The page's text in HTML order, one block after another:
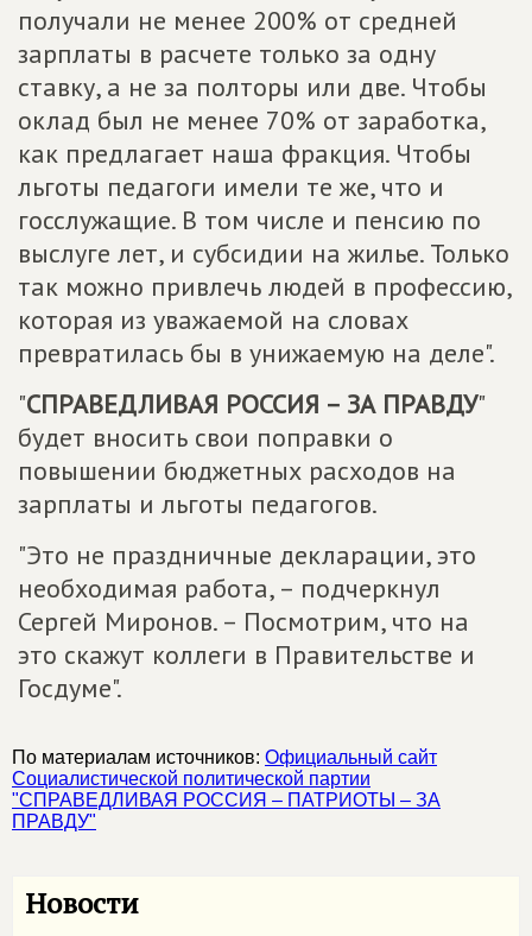
получали не менее 200% от средней
зарплаты в расчете только за одну
ставку, а не за полторы или две. Чтобы
оклад был не менее 70% от заработка,
как предлагает наша фракция. Чтобы
льготы педагоги имели те же, что и
госслужащие. В том числе и пенсию по
выслуге лет, и субсидии на жилье. Только
так можно привлечь людей в профессию,
которая из уважаемой на словах
превратилась бы в унижаемую на деле".
"СПРАВЕДЛИВАЯ РОССИЯ – ЗА ПРАВДУ"
будет вносить свои поправки о
повышении бюджетных расходов на
зарплаты и льготы педагогов.
"Это не праздничные декларации, это
необходимая работа, – подчеркнул
Сергей Миронов. – Посмотрим, что на
это скажут коллеги в Правительстве и
Госдуме".
По материалам источников: Официальный сайт
Социалистической политической партии
"СПРАВЕДЛИВАЯ РОССИЯ – ПАТРИОТЫ – ЗА
ПРАВДУ"
Новости